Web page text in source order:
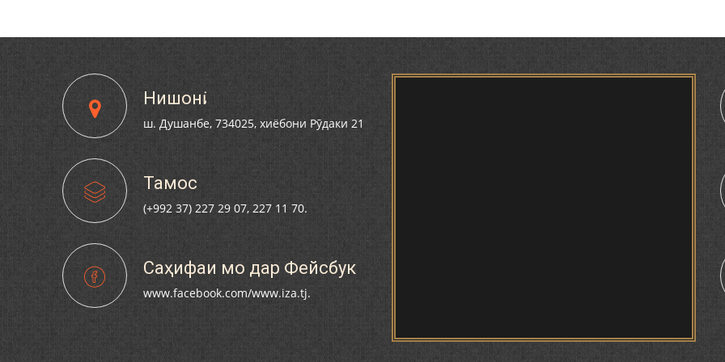
«БОРОНХОҲӢ» ДАР БАЙНИ ТОҶИКОН РӮЗИИ
АҲМАД.
Нишонӣ
ш. Душанбе, 734025, хиёбони Рӯдаки 21
Тамос
(+992 37) 227 29 07, 227 11 70.
Саҳифаи мо дар Фейсбук
www.facebook.com/www.iza.tj.